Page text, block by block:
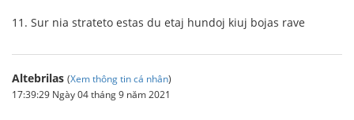
11. Sur nia strateto estas du etaj hundoj kiuj bojas rave
Altebrilas (Xem thông tin cá nhân)
17:39:29 Ngày 04 tháng 9 năm 2021